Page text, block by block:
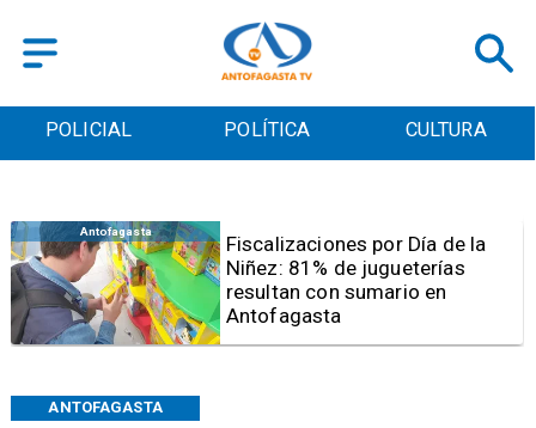
POLICIAL POLÍTICA CULTURA
ANTOFAGASTA
Antofagasta
Tribunal frena opción de pena
mixta para Karen Rojo por ahora